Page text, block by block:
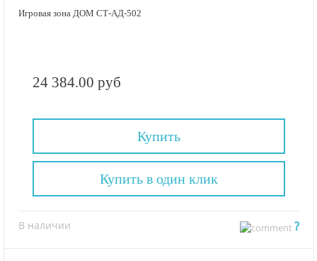
Игровая зона ДОМ СТ-АД-502
24 384.00 руб
Купить
В наличии ?
Купить в один клик